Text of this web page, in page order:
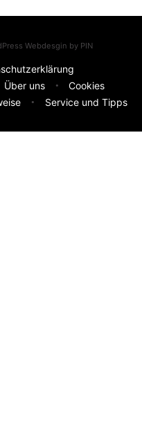
Webdesgin by PIN
Über uns
Cookies
Service und Tipps